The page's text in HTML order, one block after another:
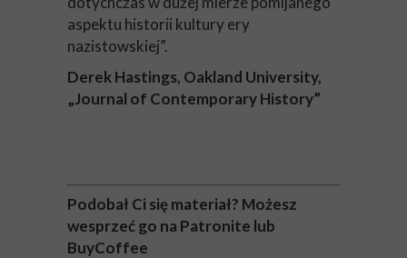
aspektu historii kultury ery
nazistowskiej”.
Derek Hastings, Oakland University,
„Journal of Contemporary History”
Podobał Ci się materiał? Możesz
wesprzeć go na Patronite lub
BuyCoffee